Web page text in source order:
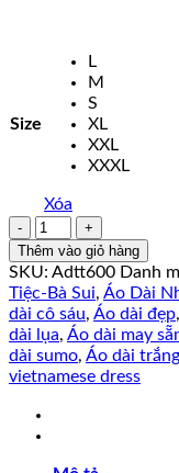
Size
L
M
S
XL
XXL
XXXL
Xóa
Áo
Dài
Nhung
TUỆ
ANH
Kèm
Quần
số
Thêm vào giỏ hàng
SKU: Adtt600 Danh
Tiệc-Bà Sui, Áo Dài
dài cô sáu, Áo dài đẹp,
dài lụa, Áo dài may
dài sumo, Áo dài trắng
vietnamese dress